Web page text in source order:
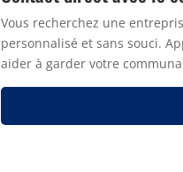
Vous recherchez une
personnalisé et sans souci.
aider à garder votre